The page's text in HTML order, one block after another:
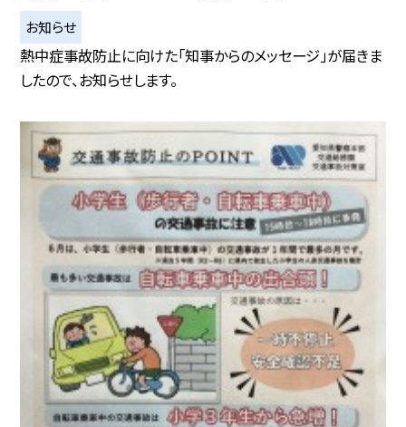
お知らせ
熱中症事故防止に向けた「知事からのメッセージ」が届きま
したので、お知らせします。